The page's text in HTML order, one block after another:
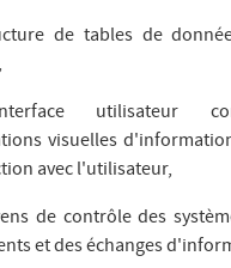
de tables de
utilisateur
visuelles
avec l'utilisateur,
de contrôle des
et des échanges